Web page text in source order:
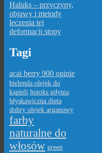
Haluks – przyczyny,
objawy i metody
leczenia tej
deformacji stopy
Tagi
acai berry 900 opinie
bielenda olejek do
kąpieli botoks gdynia
błyskawiczna dieta
dobry olejek arganowy
farby
naturalne do
włosów green